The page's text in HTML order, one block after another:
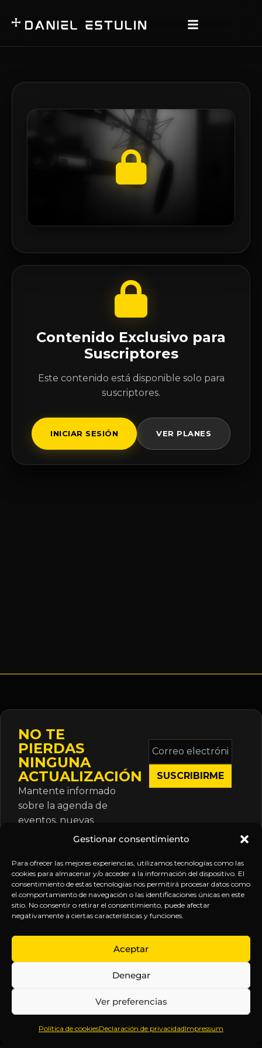
Gestionar consentimiento
Para ofrecer las mejores experiencias, utilizamos tecnologías como las
cookies para almacenar y/o acceder a la información del dispositivo. El
consentimiento de estas tecnologías nos permitirá procesar datos como
el comportamiento de navegación o las identificaciones únicas en este
sitio. No consentir o retirar el consentimiento, puede afectar
negativamente a ciertas características y funciones.
Aceptar
Denegar
Ver preferencias
Política de cookiesDeclaración de privacidadImpressum
Contenido Exclusivo para
Suscriptores
Este contenido está disponible solo para
suscriptores.
INICIAR SESIÓN VER PLANES
NO TE
PIERDAS
NINGUNA
ACTUALIZACIÓN
Mantente informado
sobre la agenda de
eventos, nuevas
publicaciones y
suscripción.
Correo
electrónico
*
Inteligencia
Anticipándonos
EXPLORA
Inicio
Sobre
Contenido
Webinars
LEGAL
Política
de
Términos y
Aviso
SÍGUENOS